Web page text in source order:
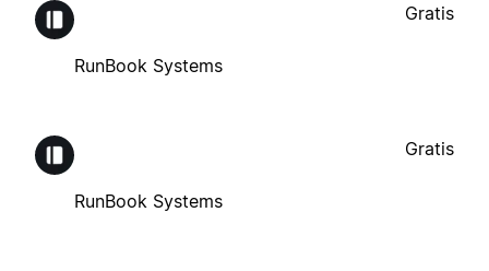
RunBook Systems
Gratis
RunBook Systems
Gratis